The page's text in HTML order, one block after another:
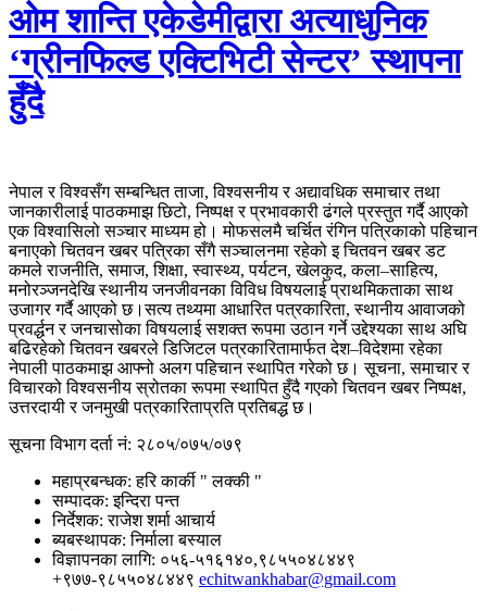
ओम शान्ति एकेडेमीद्वारा अत्याधुनिक
‘ग्रीनफिल्ड एक्टिभिटी सेन्टर’ स्थापना
हुँदै
नेपाल र विश्वसँग सम्बन्धित ताजा, विश्वसनीय र अद्यावधिक समाचार तथा
जानकारीलाई पाठकमाझ छिटो, निष्पक्ष र प्रभावकारी ढंगले प्रस्तुत गर्दै आएको
एक विश्वासिलो सञ्चार माध्यम हो। मोफसलमै चर्चित रंगिन पत्रिकाको पहिचान
बनाएको चितवन खबर पत्रिका सँगै सञ्चालनमा रहेको इ चितवन खबर डट
कमले राजनीति, समाज, शिक्षा, स्वास्थ्य, पर्यटन, खेलकुद, कला–साहित्य,
मनोरञ्जनदेखि स्थानीय जनजीवनका विविध विषयलाई प्राथमिकताका साथ
उजागर गर्दै आएको छ।सत्य तथ्यमा आधारित पत्रकारिता, स्थानीय आवाजको
प्रवर्द्धन र जनचासोका विषयलाई सशक्त रूपमा उठान गर्ने उद्देश्यका साथ अघि
बढिरहेको चितवन खबरले डिजिटल पत्रकारितामार्फत देश–विदेशमा रहेका
नेपाली पाठकमाझ आफ्नो अलग पहिचान स्थापित गरेको छ। सूचना, समाचार र
विचारको विश्वसनीय स्रोतका रूपमा स्थापित हुँदै गएको चितवन खबर निष्पक्ष,
उत्तरदायी र जनमुखी पत्रकारिताप्रति प्रतिबद्ध छ।
सूचना विभाग दर्ता नं: २८०५/०७५/०७९
महाप्रबन्धक: हरि कार्की " लक्की "
सम्पादक: इन्दिरा पन्त
निर्देशक​: राजेश शर्मा आचार्य
ब्यबस्थापक: निर्माला बस्याल
विज्ञापनका लागि: ०५६-५१६१४०,९८५५०४८४४९
+९७७-९८५५०४८४४९ echitwankhabar@gmail.com